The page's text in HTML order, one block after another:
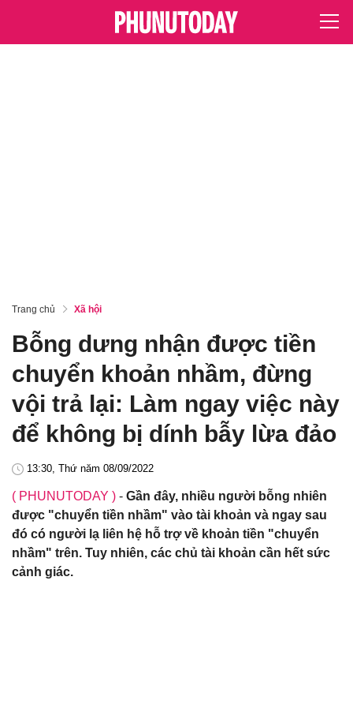
Trang chủ Xã hội
Bỗng dưng nhận được tiền
chuyển khoản nhầm, đừng
vội trả lại: Làm ngay việc này
để không bị dính bẫy lừa đảo
13:30, Thứ năm 08/09/2022
( PHUNUTODAY ) - Gần đây, nhiều người bỗng nhiên
được "chuyển tiền nhầm" vào tài khoản và ngay sau
đó có người lạ liên hệ hỗ trợ về khoản tiền "chuyển
nhầm" trên. Tuy nhiên, các chủ tài khoản cần hết sức
cảnh giác.